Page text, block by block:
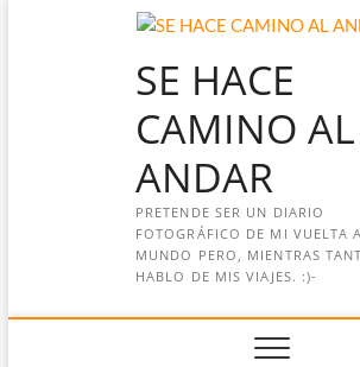
SE HACE
CAMINO AL
ANDAR
PRETENDE SER UN DIARIO
FOTOGRÁFICO DE MI VUELTA
MUNDO PERO, MIENTRAS
HABLO DE MIS VIAJES. :)-